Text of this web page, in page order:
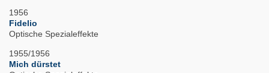
1956
Fidelio
Optische Spezialeffekte
1955/1956
Mich dürstet